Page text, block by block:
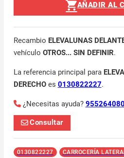
AÑADIR AL
Recambio ELEVALUNAS
vehículo OTROS... SIN DEFINIR.
La referencia principal para
DERECHOes 0130822227.
¿Necesitas ayuda? 955264080
Consultar
0130822227
CARROCERÍA